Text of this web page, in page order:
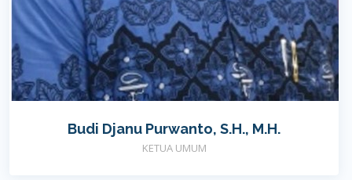
Budi Djanu Purwanto, S.H., M.H.
KETUA UMUM